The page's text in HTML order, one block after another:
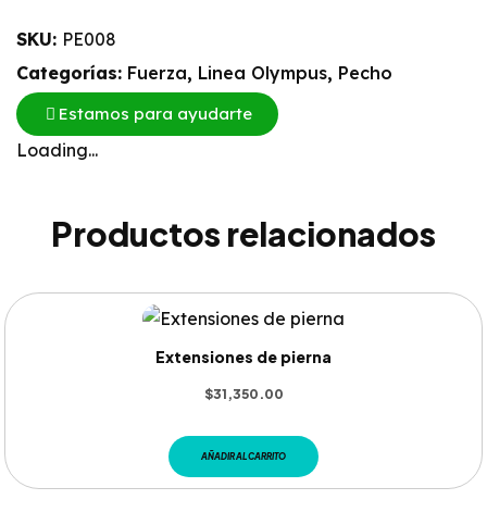
SKU: PE008
Categorías: Fuerza, Linea Olympus, Pecho
Estamos para ayudarte
Loading...
Productos relacionados
Extensiones de pierna
$31,350.00
AÑADIR AL CARRITO